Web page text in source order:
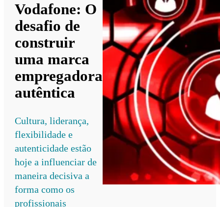
Vodafone: O
desafio de
construir
uma marca
empregadora
autêntica
Cultura, liderança,
flexibilidade e
autenticidade estão
hoje a influenciar de
maneira decisiva a
forma como os
profissionais